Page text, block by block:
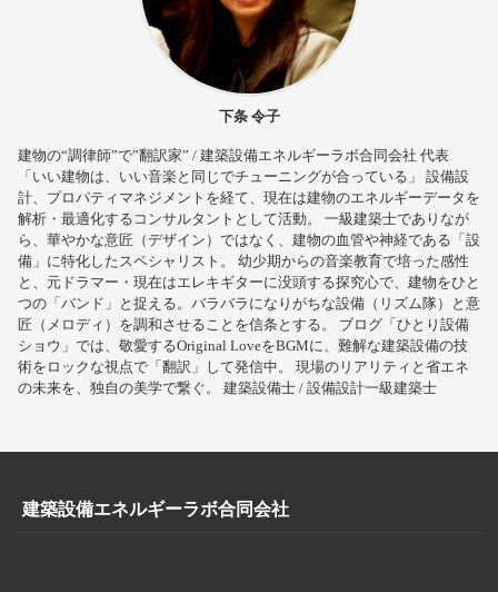
下条 令子
建物の“調律師”で”翻訳家” / 建築設備エネルギーラボ合同会社 代表
「いい建物は、いい音楽と同じでチューニングが合っている」 設備設
計、プロパティマネジメントを経て、現在は建物のエネルギーデータを
解析・最適化するコンサルタントとして活動。 一級建築士でありなが
ら、華やかな意匠（デザイン）ではなく、建物の血管や神経である「設
備」に特化したスペシャリスト。 幼少期からの音楽教育で培った感性
と、元ドラマー・現在はエレキギターに没頭する探究心で、建物をひと
つの「バンド」と捉える。バラバラになりがちな設備（リズム隊）と意
匠（メロディ）を調和させることを信条とする。 ブログ「ひとり設備
ショウ」では、敬愛するOriginal LoveをBGMに、難解な建築設備の技
術をロックな視点で「翻訳」して発信中。 現場のリアリティと省エネ
の未来を、独自の美学で繋ぐ。 建築設備士 / 設備設計一級建築士
建築設備エネルギーラボ合同会社